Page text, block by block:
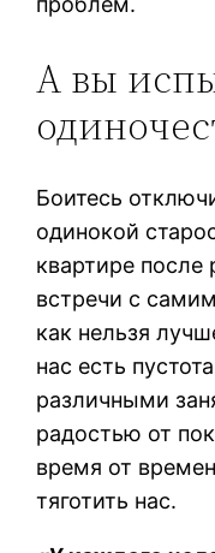
А вы
Боитесь
одинокой
квартире
встречи с
как нельзя
нас есть
различными
радостью от
время от
тяготить нас.